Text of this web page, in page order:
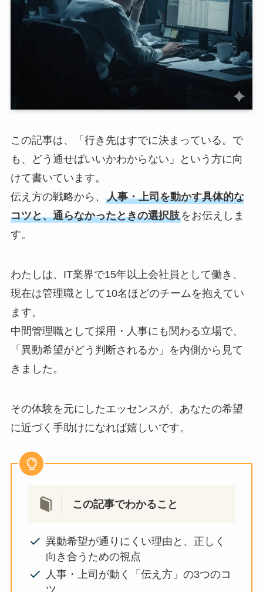
この記事は、「行き先はすでに決まっている。で
も、どう通せばいいかわからない」という方に向
けて書いています。
伝え方の戦略から、 人事・上司を動かす具体的な
コツと、通らなかったときの選択肢をお伝えしま
す。
わたしは、IT業界で15年以上会社員として働き、
現在は管理職として10名ほどのチームを抱えてい
ます。
中間管理職として採用・人事にも関わる立場で、
「異動希望がどう判断されるか」を内側から見て
きました。
その体験を元にしたエッセンスが、あなたの希望
に近づく手助けになれば嬉しいです。
この記事でわかること
異動希望が通りにくい理由と、正しく
向き合うための視点
人事・上司が動く「伝え方」の3つのコ